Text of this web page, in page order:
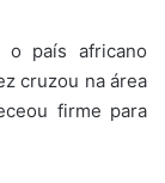
o país africano
cruzou na área
firme para